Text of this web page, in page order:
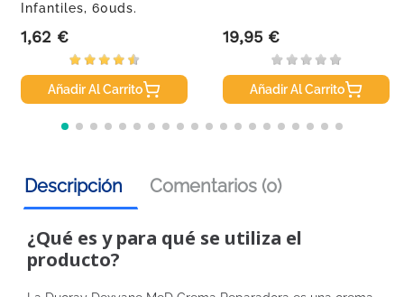
Infantiles, 60uds.
Precio
1,62 €
Añadir Al Carrito
Precio
19,95 €
Añadir Al Carrito
Descripción Comentarios (0)
¿Qué es y para qué se utiliza el
producto?